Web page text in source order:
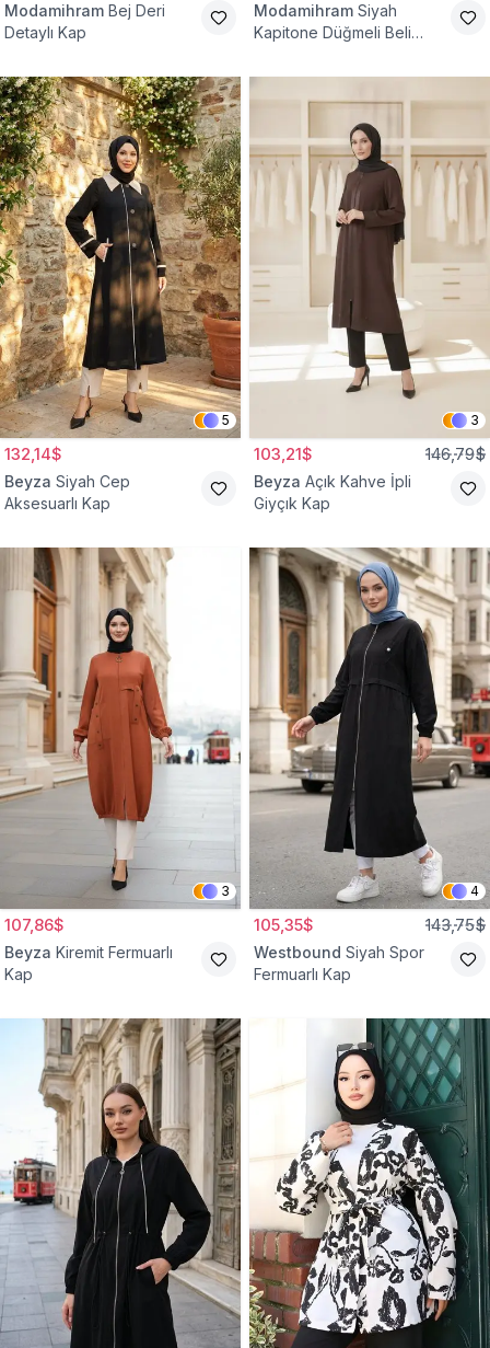
Modamihram Bej Deri
Detaylı Kap
Modamihram Siyah
Kapitone Düğmeli Beli
5
132,14$
Beyza Siyah Cep
Aksesuarlı Kap
3
103,21$ 146,79$
Beyza Açık Kahve İpli
Giyçık Kap
3
107,86$
Beyza Kiremit Fermuarlı
Kap
4
105,35$ 143,75$
Westbound Siyah Spor
Fermuarlı Kap